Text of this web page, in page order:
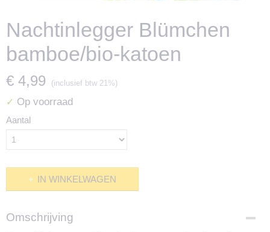
Nachtinlegger Blümchen
bamboe/bio-katoen
€ 4,99 (inclusief btw 21%)
✓ Op voorraad
Aantal
IN WINKELWAGEN
Omschrijving